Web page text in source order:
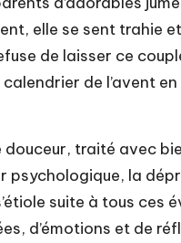
elle se sent trahie
de laisser ce
de l’avent
douceur, traité avec
psychologique, la
suite à tous ces
d’émotions et de